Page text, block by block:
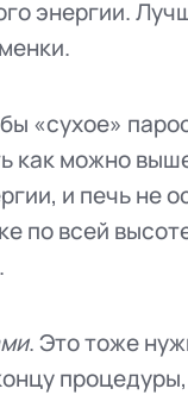
энергии.
«сухое»
как можно
и печь не
по всей
. Это тоже